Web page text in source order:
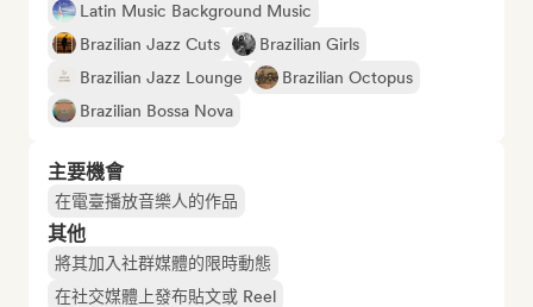
Latin Music Background Music
Brazilian Jazz Cuts
Brazilian Girls
Brazilian Jazz Lounge
Brazilian Octopus
Brazilian Bossa Nova
主要機會
在電臺播放音樂人的作品
其他
將其加入社群媒體的限時動態
在社交媒體上發布貼文或 Reel